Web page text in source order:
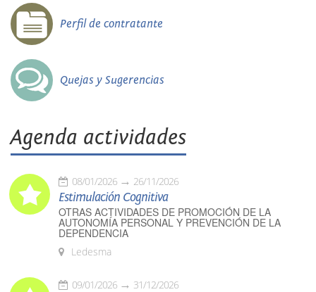
Perfil de contratante
Quejas y Sugerencias
Agenda actividades
08/01/2026 26/11/2026
Estimulación Cognitiva
OTRAS ACTIVIDADES DE PROMOCIÓN DE LA
AUTONOMÍA PERSONAL Y PREVENCIÓN DE LA
DEPENDENCIA
Ledesma
09/01/2026 31/12/2026